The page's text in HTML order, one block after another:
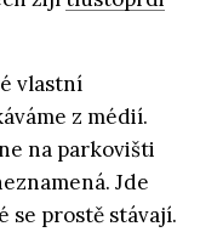
vlastní
z médií.
na parkovišti
Jde
se prostě stávají.